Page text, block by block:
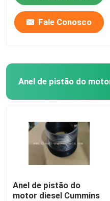
Fale Conosco
Anel de pistão do
Anel de pistão do
motor diesel Cummins